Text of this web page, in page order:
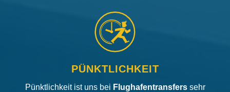
PÜNKTLICHKEIT
Pünktlichkeit ist uns bei Flughafentransfers sehr